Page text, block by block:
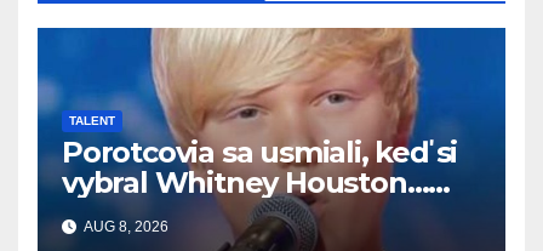
TALENT
Porotcovia sa usmiali, keď si
vybral Whitney Houston…
Potom začal spievať
AUG 8, 2026